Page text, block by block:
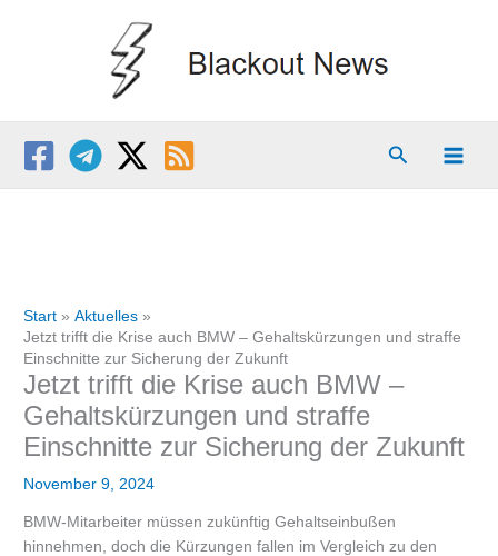
Suchen
Start
Aktuelles
Jetzt trifft die Krise auch BMW – Gehaltskürzungen und straffe
Einschnitte zur Sicherung der Zukunft
Jetzt trifft die Krise auch BMW –
Gehaltskürzungen und straffe
Einschnitte zur Sicherung der Zukunft
November 9, 2024
BMW-Mitarbeiter müssen zukünftig Gehaltseinbußen
hinnehmen, doch die Kürzungen fallen im Vergleich zu den